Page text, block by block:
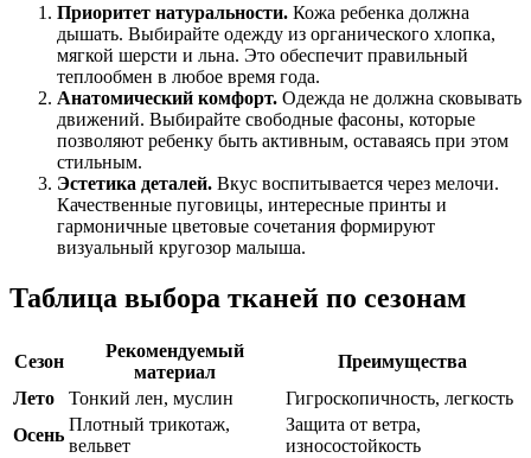
Приоритет натуральности. Кожа ребенка должна
дышать. Выбирайте одежду из органического хлопка,
мягкой шерсти и льна. Это обеспечит правильный
теплообмен в любое время года.
Анатомический комфорт. Одежда не должна сковывать
движений. Выбирайте свободные фасоны, которые
позволяют ребенку быть активным, оставаясь при этом
стильным.
Эстетика деталей. Вкус воспитывается через мелочи.
Качественные пуговицы, интересные принты и
гармоничные цветовые сочетания формируют
визуальный кругозор малыша.
Таблица выбора тканей по сезонам
Сезон
Рекомендуемый
материал
Преимущества
Лето
Тонкий лен, муслин
Гигроскопичность, легкость
Осень
Плотный трикотаж,
вельвет
Защита от ветра,
износостойкость